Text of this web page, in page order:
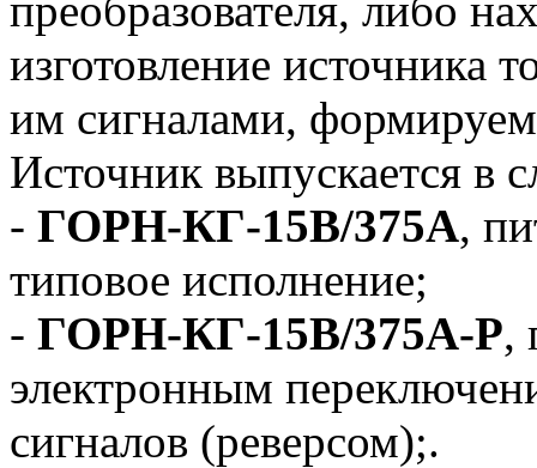
изготовление источника
им сигналами,
Источник выпускается
- ГОРН-КГ-15В/375А,
типовое исполнение;
- ГОРН-КГ-15В/375А-Р,
электронным
сигналов (реверсом);.